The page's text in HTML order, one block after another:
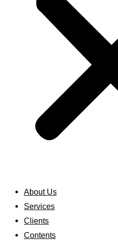
About Us
Services
Clients
Contents